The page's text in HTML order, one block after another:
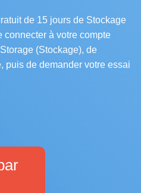
de 15 jours de Stockage
connecter à votre compte
(Stockage), de
puis de demander votre essai